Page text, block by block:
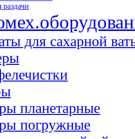
для сахарной
планетарные
погружные